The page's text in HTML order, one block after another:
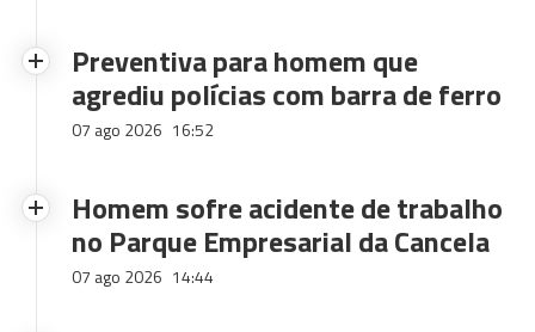
Preventiva para homem que
agrediu polícias com barra de ferro
07 ago 2026 16:52
Homem sofre acidente de trabalho
no Parque Empresarial da Cancela
07 ago 2026 14:44